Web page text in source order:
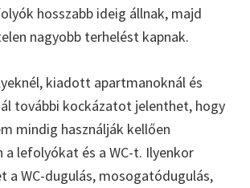
hosszabb ideig állnak, majd
nagyobb terhelést kapnak.
kiadott apartmanoknál és
további kockázatot jelenthet, hogy
mindig használják kellően
lefolyókat és a WC-t. Ilyenkor
a WC-dugulás, mosogatódugulás,